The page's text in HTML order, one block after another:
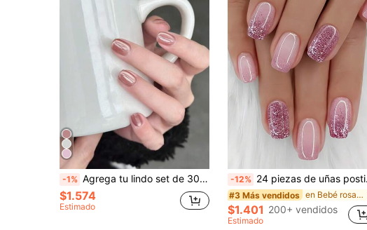
-1% Agrega tu lindo set de 30 piezas de uñas postizas en forma de ataúd cortas de color verde menta, verde claro, ojo de gato y color blanco sólido simple, adecuado para que las chicas lo usen en el trabajo diario y en citas. Incluye 1 pegamento de gelatina y 1 lima de uñas. Suministros de uñas
$1.574
Estimado
-12% 24 piezas de uñas postizas en forma de ataúd de tamaño mediano con un acabado súper brillante, con un patrón degradado de brillo rosa ombre, pegatinas de arte de uñas minimalistas, uñas artificiales adecuadas para vacaciones, fiestas, reuniones, citas y uso diario
#3 Más vendidos en Bebé rosa Uñas postizas a presión
$1.401 200+ vendidos
Estimado